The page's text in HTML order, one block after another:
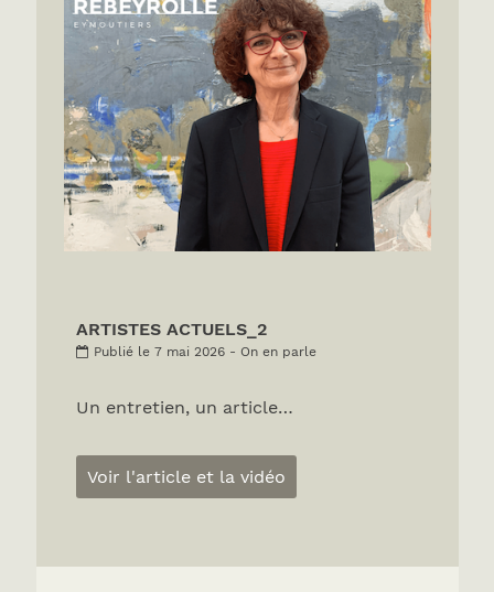
ARTISTES ACTUELS_2
Publié le 7 mai 2026 - On en parle
Un entretien, un article…
Voir l'article et la vidéo